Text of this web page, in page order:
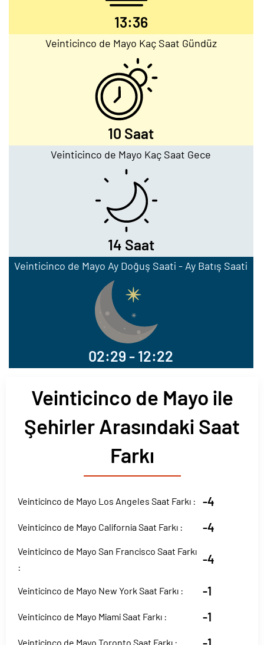
13:36
Veinticinco de Mayo Kaç Saat Gündüz
10 Saat
Veinticinco de Mayo Kaç Saat Gece
14 Saat
Veinticinco de Mayo Ay Doğuş Saati - Ay Batış Saati
02:29 - 12:22
Veinticinco de Mayo ile
Şehirler Arasındaki Saat
Farkı
Veinticinco de Mayo Los Angeles Saat Farkı : -4
Veinticinco de Mayo California Saat Farkı : -4
Veinticinco de Mayo San Francisco Saat Farkı
:
-4
Veinticinco de Mayo New York Saat Farkı : -1
Veinticinco de Mayo Miami Saat Farkı : -1
Veinticinco de Mayo Toronto Saat Farkı :